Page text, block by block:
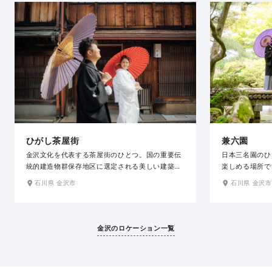
ひがし茶屋街
金沢文化を代表する茶屋街のひとつ。国の重要伝
統的建造物群保存地区に選定される美しい建築物
と石畳の街並みで、金沢らしいフォトジェニック
石川県 金沢市
兼六園
日本三名園の
楽しめる場所
は緑豊かな木
石川県 金沢市
金沢のロケーション一覧